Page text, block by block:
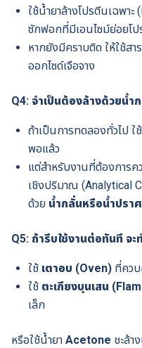
ใช้น้ำยาล้างโปรตีนเฉพา
ซักฟอกที่มีเอนไซม์ย่อยโ
หากยังมีคราบติด ให้ใช้สา
ออกไซด์เจือจาง
Q4: จำเป็นต้องล้างด้วยน้ำ
ถ้าเป็นการทดลองทั่วไป ใ
พอแล้ว
แต่สำหรับงานที่ต้องการค
เชิงปริมาณ (Analytical
ด้วย น้ำกลั่นหรือน้ำปรา
Q5: ถ้ารีบใช้งานต่อทันที จะ
ใช้ เตาอบ (Oven) ที่คว
ใช้ ตะเกียงบุนเสน
เล็ก
หรือใช้น้ำยา Acetone ชะล้า